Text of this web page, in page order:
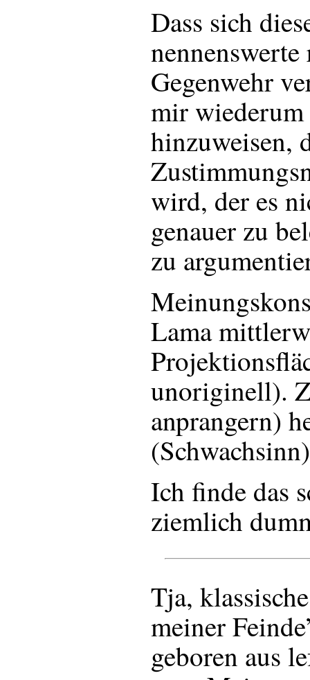
Dass sich
Gegenwehr
mir
hinzuweisen,
wird, der es
genauer zu
zu
Lama
unoriginell).
anprangern)
Ich finde das
ziemlich
Tja,
meiner
geboren aus